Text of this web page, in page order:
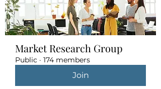
Market Research Group
Public · 174 members
Join